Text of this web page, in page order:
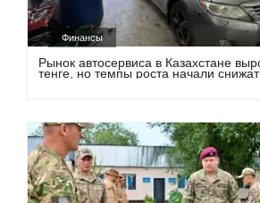
Финансы
Рынок автосервиса в Казахстане
тенге, но темпы роста начали